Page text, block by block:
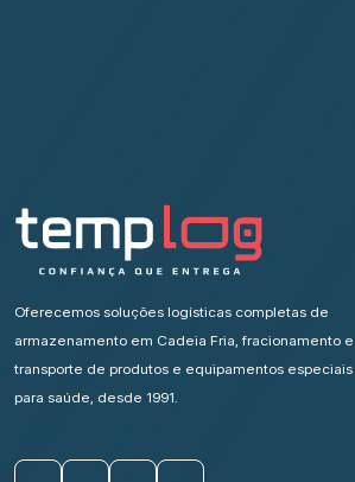
Oferecemos soluções logísticas completas de
armazenamento em Cadeia Fria, fracionamento e
transporte de produtos e equipamentos especiais
para saúde, desde 1991.